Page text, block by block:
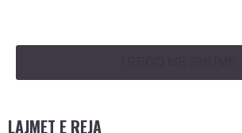
LAJMET E REJA